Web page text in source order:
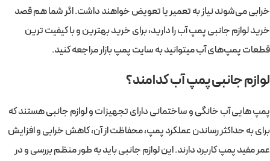
خرابی می‌شوند نیاز به تعمیر یا تعویض خواهند داشت. اگر شما هم قصد
خرید لوازم جانبی پمپ‌ آب را دارید، برای خرید بهترین و با کیفیت ترین
قطعات پمپ‌های آب میتوانید به سایت پمپ بازار مراجعه کنید.
لوازم جانبی پمپ آب کدامند؟
پمپ هایی آب خانگی و ساختمانی دارای تجهیزات و لوازم جانبی‌ هستند که
برای به حداکثر رساندن عملکرد پمپ، محفاظت از آن، کاهش خرابی و افزایش
عمر مفید پمپ کاربرد دارند. این لوازم جانبی باید به طور منظم بررسی و در